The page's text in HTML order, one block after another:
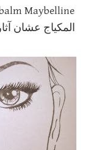
المكياج عشان